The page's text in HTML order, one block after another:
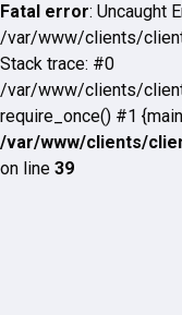
Fatal error: Uncaught
/var/www/clients/
Stack trace: #0
/var/www/clients/
require_once() #1
/var/www/clients/
on line 39